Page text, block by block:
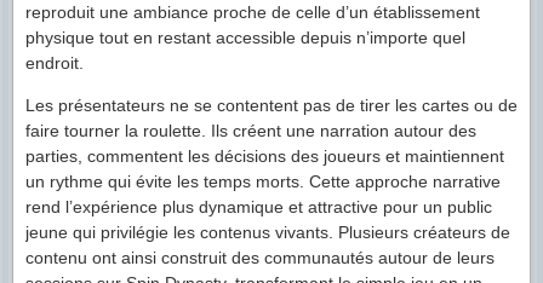
reproduit une ambiance proche de celle d’un établissement
physique tout en restant accessible depuis n’importe quel
endroit.
Les présentateurs ne se contentent pas de tirer les cartes ou de
faire tourner la roulette. Ils créent une narration autour des
parties, commentent les décisions des joueurs et maintiennent
un rythme qui évite les temps morts. Cette approche narrative
rend l’expérience plus dynamique et attractive pour un public
jeune qui privilégie les contenus vivants. Plusieurs créateurs de
contenu ont ainsi construit des communautés autour de leurs